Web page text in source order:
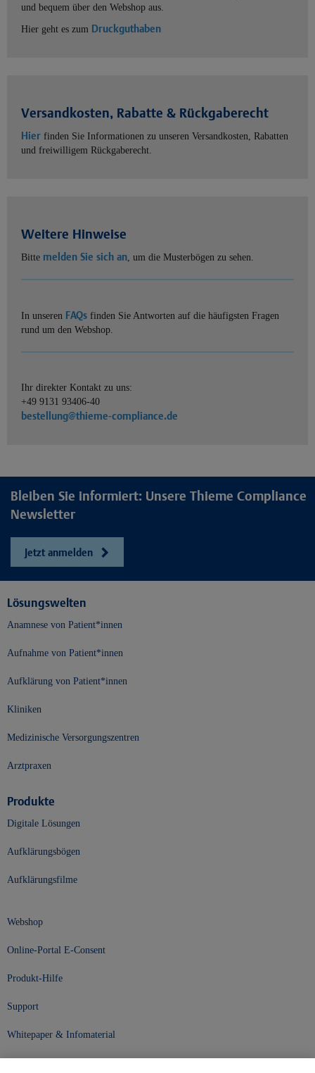
und bequem über den Webshop aus.
Hier geht es zum Druckguthaben
Versandkosten, Rabatte & Rückgaberecht
Hier finden Sie Informationen zu unseren Versandkosten, Rabatten
und freiwilligem Rückgaberecht.
Weitere Hinweise
Bitte melden Sie sich an, um die Musterbögen zu sehen.
In unseren FAQs finden Sie Antworten auf die häufigsten Fragen
rund um den Webshop.
Ihr direkter Kontakt zu uns:
+49 9131 93406-40
bestellung@thieme-compliance.de
Bleiben Sie informiert: Unsere Thieme Compliance
Newsletter
Jetzt anmelden
Lösungswelten
Anamnese von Patient*innen
Aufnahme von Patient*innen
Aufklärung von Patient*innen
Kliniken
Medizinische Versorgungszentren
Arztpraxen
Produkte
Digitale Lösungen
Aufklärungsbögen
Aufklärungsfilme
Webshop
Online-Portal E-Consent
Produkt-Hilfe
Support
Whitepaper & Infomaterial